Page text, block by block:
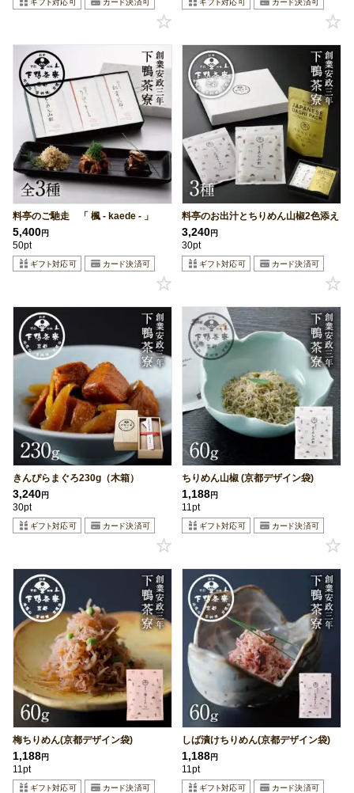
料亭のご馳走 「 楓 - kaede - 」
5,400円
50pt
料亭のお出汁とちりめん山椒2色添え
3,240円
30pt
きんぴらまぐろ230g（木箱）
3,240円
30pt
ちりめん山椒 (京都デザイン袋)
1,188円
11pt
梅ちりめん(京都デザイン袋)
1,188円
11pt
しば漬けちりめん(京都デザイン袋)
1,188円
11pt